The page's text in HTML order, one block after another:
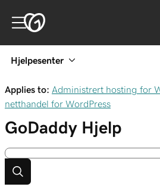
Hjelpesenter
Applies to: Administrert hosting for
netthandel for WordPress
GoDaddy Hjelp